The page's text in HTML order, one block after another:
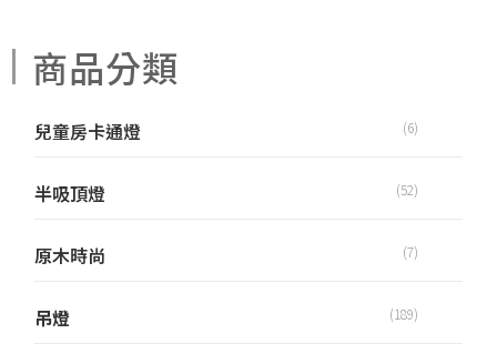
商品分類
兒童房卡通燈 (6)
半吸頂燈 (52)
原木時尚 (7)
吊燈 (189)